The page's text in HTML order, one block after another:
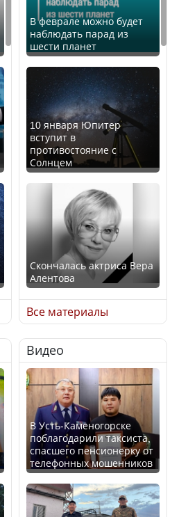
В феврале можно будет
наблюдать парад из
шести планет
10 января Юпитер
вступит в
противостояние с
Солнцем
Скончалась актриса Вера
Алентова
В РФ вынесен заочный
приговор по уголовному
делу об убийстве Игоря
Талькова
В России введены
дополнительные
ограничения для
казахстанских прав
Все материалы
Видео
В Усть-Каменогорске
поблагодарили таксиста,
спасшего пенсионерку от
телефонных мошенников